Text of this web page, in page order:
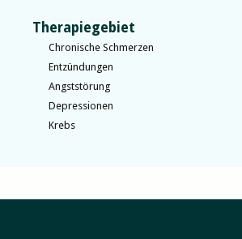
Therapiegebiet
Chronische Schmerzen
Entzündungen
Angststörung
Depressionen
Krebs